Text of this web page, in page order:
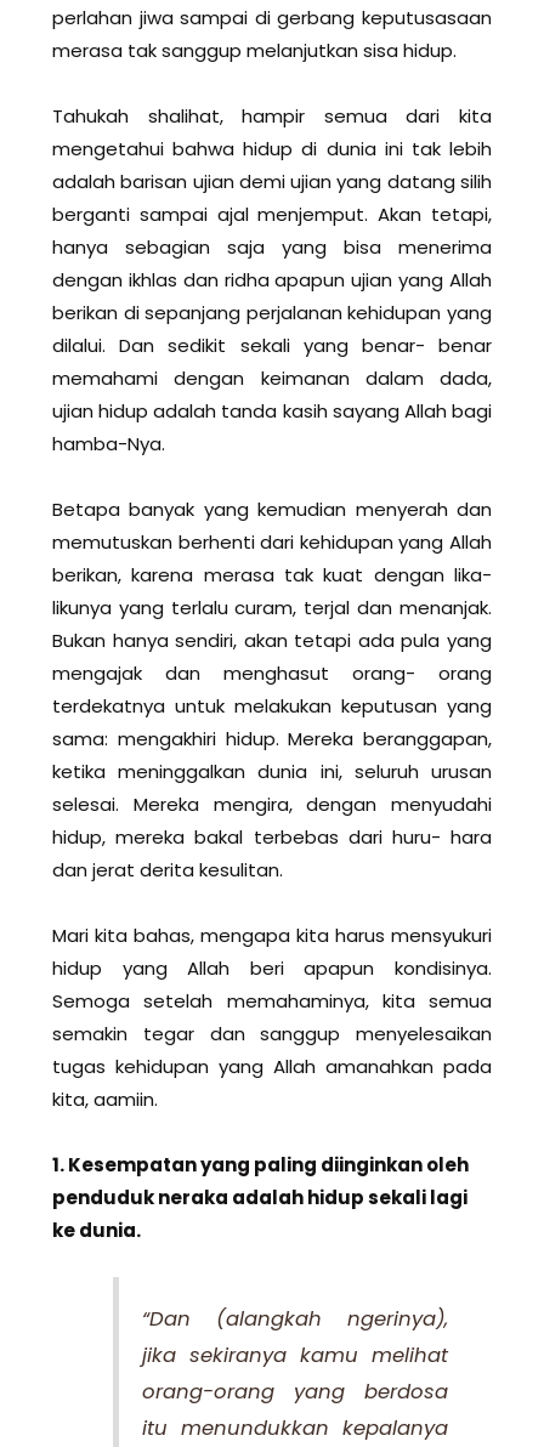
perlahan jiwa sampai di gerbang keputusasaan
merasa tak sanggup melanjutkan sisa hidup.
Tahukah shalihat, hampir semua dari kita
mengetahui bahwa hidup di dunia ini tak lebih
adalah barisan ujian demi ujian yang datang silih
berganti sampai ajal menjemput. Akan tetapi,
hanya sebagian saja yang bisa menerima
dengan ikhlas dan ridha apapun ujian yang Allah
berikan di sepanjang perjalanan kehidupan yang
dilalui. Dan sedikit sekali yang benar- benar
memahami dengan keimanan dalam dada,
ujian hidup adalah tanda kasih sayang Allah bagi
hamba-Nya.
Betapa banyak yang kemudian menyerah dan
memutuskan berhenti dari kehidupan yang Allah
berikan, karena merasa tak kuat dengan lika-
likunya yang terlalu curam, terjal dan menanjak.
Bukan hanya sendiri, akan tetapi ada pula yang
mengajak dan menghasut orang- orang
terdekatnya untuk melakukan keputusan yang
sama: mengakhiri hidup. Mereka beranggapan,
ketika meninggalkan dunia ini, seluruh urusan
selesai. Mereka mengira, dengan menyudahi
hidup, mereka bakal terbebas dari huru- hara
dan jerat derita kesulitan.
Mari kita bahas, mengapa kita harus mensyukuri
hidup yang Allah beri apapun kondisinya.
Semoga setelah memahaminya, kita semua
semakin tegar dan sanggup menyelesaikan
tugas kehidupan yang Allah amanahkan pada
kita, aamiin.
1. Kesempatan yang paling diinginkan oleh
penduduk neraka adalah hidup sekali lagi
ke dunia.
“Dan (alangkah ngerinya),
jika sekiranya kamu melihat
orang-orang yang berdosa
itu menundukkan kepalanya